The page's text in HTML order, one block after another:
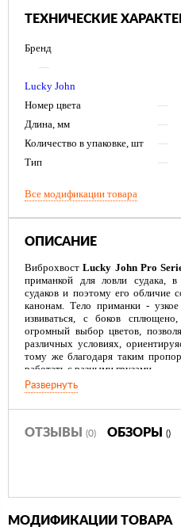
ТЕХНИЧЕСКИЕ
Бренд
—
Lucky John
Номер цвета
—
Длина, мм
—
Количество в упаковке, шт
—
Тип
—
Все модификации товара
ОПИСАНИЕ
ВиброхвостLucky John Pro
приманкой для ловли судака,
судаков и поэтому его обличие
канонам. Тело приманки -
извиваться, с боков
огромный выбор цветов,
различных условиях,
тому же благодаря таким
работать с разными грузами.
В материале приманки
увеличивает шансы на поимку
оснасткой. Можно подумать,
виброхвостLucky John Pro
выброхвост в оснастках сплит-
Развернуть
ОТЗЫВЫ (0) ОБЗОРЫ ()
МОДИФИКАЦИИ ТОВАРА